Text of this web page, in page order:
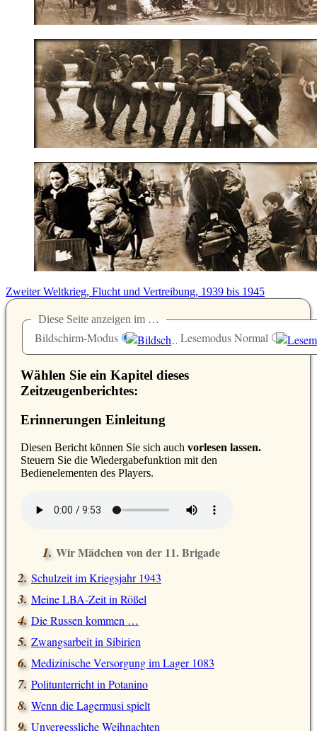
Zweiter Weltkrieg, Flucht und Vertreibung, 1939 bis 1945
Diese Seite anzeigen im …
Bildschirm-Modus Lesemodus Normal
Wählen Sie ein Kapitel dieses
Zeitzeugenberichtes:
Erinnerungen Einleitung
Diesen Bericht können Sie sich auch vorlesen lassen.
Steuern Sie die Wiedergabefunktion mit den
Bedienelementen des Players.
Wir Mädchen von der 11. Brigade
Schulzeit im Kriegsjahr 1943
Meine LBA-Zeit in Rößel
Die Russen kommen …
Zwangsarbeit in Sibirien
Medizinische Versorgung im Lager 1083
Politunterricht in Potanino
Wenn die Lagermusi spielt
Unvergessliche Weihnachten